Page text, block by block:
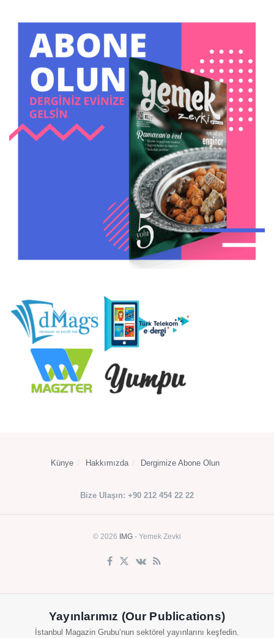
Künye Hakkımızda Dergimize Abone Olun
Bize Ulaşın: +90 212 454 22 22
© 2026 IMG - Yemek Zevki
Yayınlarımız (Our Publications)
İstanbul Magazin Grubu’nun sektörel yayınlarını keşfedin.